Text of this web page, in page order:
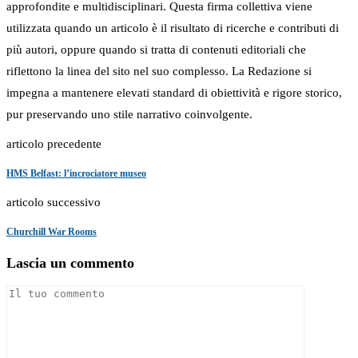
approfondite e multidisciplinari. Questa firma collettiva viene
utilizzata quando un articolo è il risultato di ricerche e contributi di
più autori, oppure quando si tratta di contenuti editoriali che
riflettono la linea del sito nel suo complesso. La Redazione si
impegna a mantenere elevati standard di obiettività e rigore storico,
pur preservando uno stile narrativo coinvolgente.
articolo precedente
HMS Belfast: l’incrociatore museo
articolo successivo
Churchill War Rooms
Lascia un commento